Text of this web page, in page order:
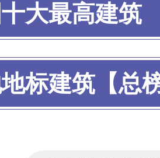
大最高建筑
标建筑【总